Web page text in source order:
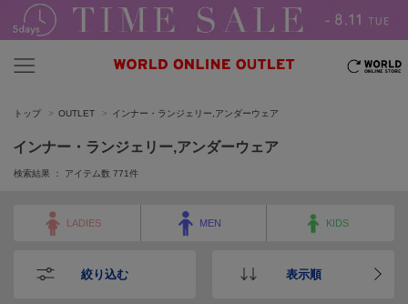
トップ OUTLET インナー・ランジェリー,アンダーウェア
インナー・ランジェリー,アンダーウェア
検索結果 ： アイテム数 771件
LADIES MEN KIDS
絞り込む 表示順